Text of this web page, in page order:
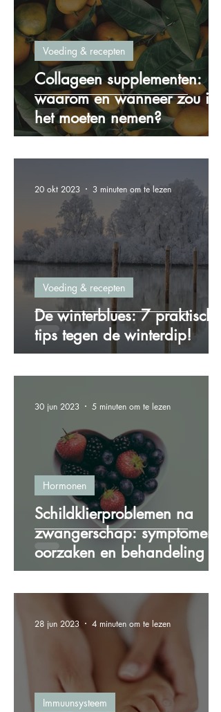
Collageen supplementen:
waarom en wanneer zou ik
het moeten nemen?
Voeding & recepten
De winterblues: 7 praktische
tips tegen de winterdip!
Voeding & recepten
20 okt 2023 3 minuten om te lezen
Schildklierproblemen na
zwangerschap: symptomen,
oorzaken en behandeling
Hormonen
30 jun 2023 5 minuten om te lezen
Immuunsysteem
28 jun 2023 4 minuten om te lezen